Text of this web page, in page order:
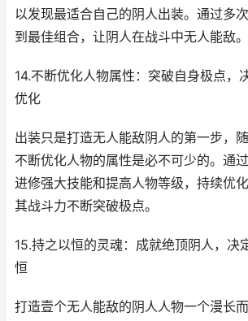
以发现最适合自己的阴人出装。通过多
到最佳组合，让阴人在战斗中无人能敌。
14.不断优化人物属性：突破自身极点，
优化
出装只是打造无人能敌阴人的第一步，随
不断优化人物的属性是必不可少的。通过
进修强大技能和提高人物等级，持续优
其战斗力不断突破极点。
15.持之以恒的灵魂：成就绝顶阴人，决
恒
打造壹个无人能敌的阴人人物一个漫长